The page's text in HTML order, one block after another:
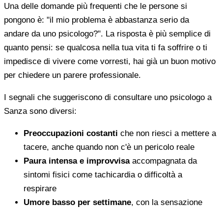
Una delle domande più frequenti che le persone si
pongono è: "il mio problema è abbastanza serio da
andare da uno psicologo?". La risposta è più semplice di
quanto pensi: se qualcosa nella tua vita ti fa soffrire o ti
impedisce di vivere come vorresti, hai già un buon motivo
per chiedere un parere professionale.
I segnali che suggeriscono di consultare uno psicologo a
Sanza sono diversi:
Preoccupazioni costanti che non riesci a mettere a
tacere, anche quando non c'è un pericolo reale
Paura intensa e improvvisaaccompagnata da
sintomi fisici come tachicardia o difficoltà a
respirare
Umore basso per settimane, con la sensazione